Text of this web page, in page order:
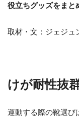
役立ちグッズをまと
取材・文：ジェジュ
けが耐性抜
運動する際の靴選び